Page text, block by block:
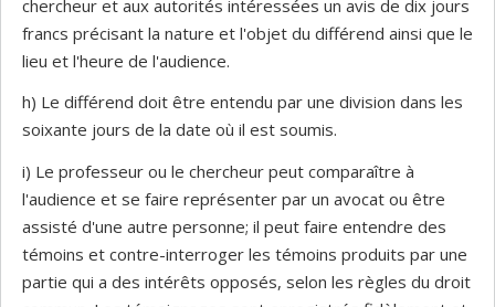
chercheur et aux autorités intéressées un avis de dix jours
francs précisant la nature et l'objet du différend ainsi que le
lieu et l'heure de l'audience.
h) Le différend doit être entendu par une division dans les
soixante jours de la date où il est soumis.
i) Le professeur ou le chercheur peut comparaître à
l'audience et se faire représenter par un avocat ou être
assisté d'une autre personne; il peut faire entendre des
témoins et contre-interroger les témoins produits par une
partie qui a des intérêts opposés, selon les règles du droit